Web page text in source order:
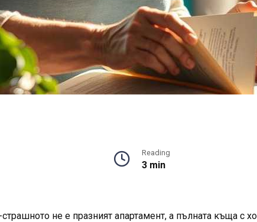
Reading
3 min
не е празният апартамент, а пълната къща с